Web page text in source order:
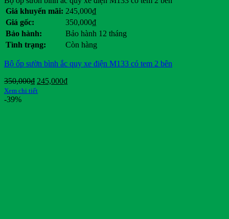
Giá khuyến mãi: 245,000₫
Giá gốc:
350,000₫
Bảo hành:
Bảo hành 12 tháng
Tình trạng:
Còn hàng
Bộ ốp sườn bình ắc quy xe điện M133 có tem 2 bên
350,000₫ Giá
gốc
245,000₫Giá
Xem chi tiết
-39%